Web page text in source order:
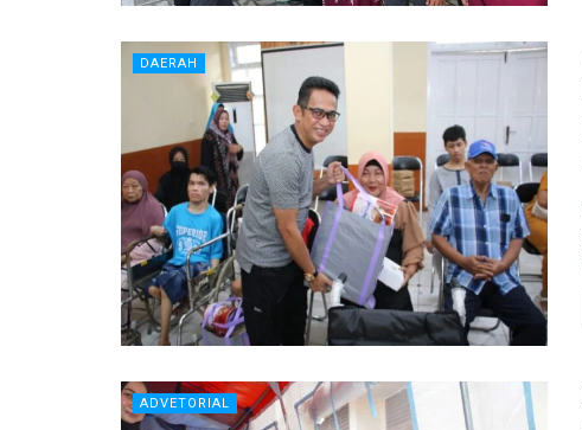
DAERAH
ADVETORIAL